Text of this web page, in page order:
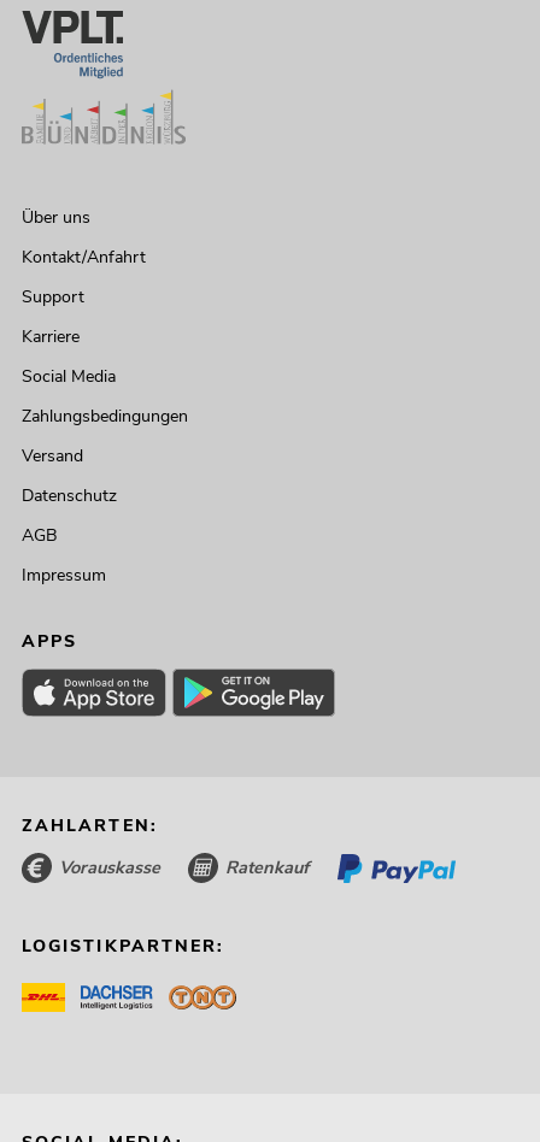
Über uns
Kontakt/Anfahrt
Support
Karriere
Social Media
Zahlungsbedingungen
Versand
Datenschutz
AGB
Impressum
APPS
ZAHLARTEN:
Vorauskasse Ratenkauf
LOGISTIKPARTNER: